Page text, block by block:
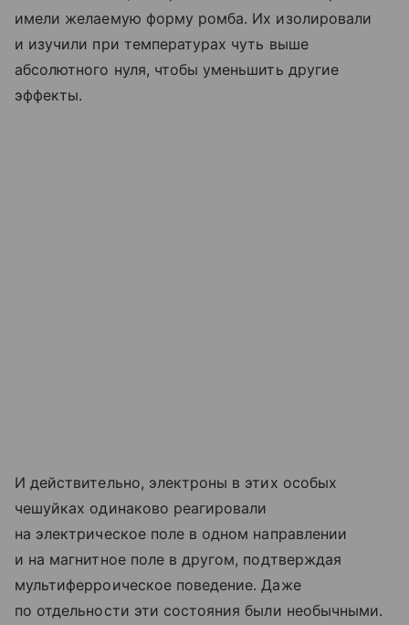
имели желаемую форму ромба. Их изолировали
и изучили при температурах чуть выше
абсолютного нуля, чтобы уменьшить другие
эффекты.
И действительно, электроны в этих особых
чешуйках одинаково реагировали
на электрическое поле в одном направлении
и на магнитное поле в другом, подтверждая
мультиферроическое поведение. Даже
по отдельности эти состояния были необычными.